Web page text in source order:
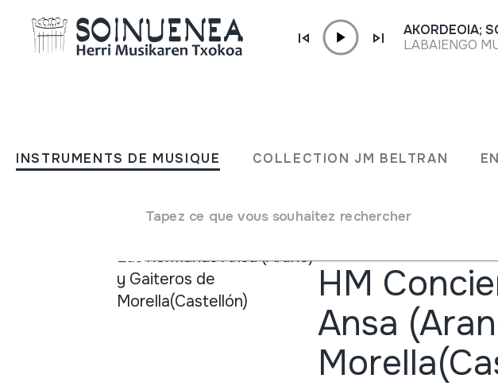
INSTRUMENTS DE MUSIQUE COLLECTION JM BELTRAN
Tapez ce que vous souhaitez rechercher
AKORDEOIA;
LABAIENGO
Concerts
HM
Ansa